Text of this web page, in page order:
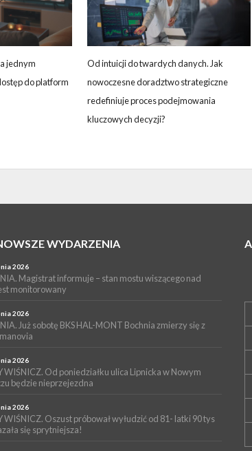
jednym
do platform
Od intuicji do twardych danych. Jak
nowoczesne doradztwo strategiczne
redefiniuje proces podejmowania
kluczowych decyzji?
WYDARZENIA
2026
Magistrat informuje – stan mostu wiszącego nad
monitorowany
2026
Już sobotę BKS HAL-MONT Bochnia zmierzy się z
2026
WIŚNICZ. Od poniedziałku ulica Lipnicka w Nowym
będzie nieprzejezdna
2026
WIŚNICZ. Oszust próbował wyłudzić od 81- latki 90 tys
się sprytniejsza!